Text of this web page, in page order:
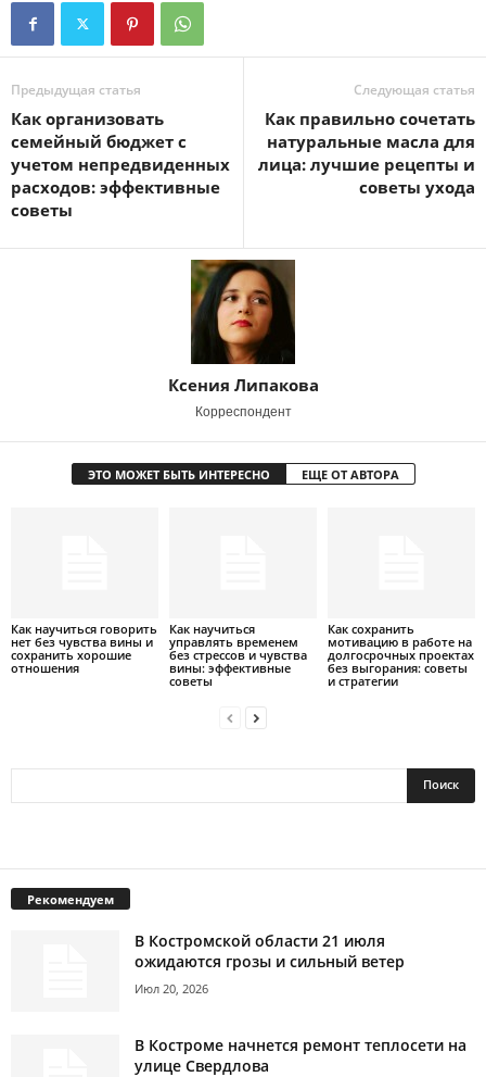
Предыдущая статья
Как организовать
семейный бюджет с
учетом непредвиденных
расходов: эффективные
советы
Следующая статья
Как правильно сочетать
натуральные масла для
лица: лучшие рецепты и
советы ухода
Ксения Липакова
Корреспондент
ЭТО МОЖЕТ БЫТЬ ИНТЕРЕСНО ЕЩЕ ОТ АВТОРА
Как научиться говорить
нет без чувства вины и
сохранить хорошие
отношения
Как научиться
управлять временем
без стрессов и чувства
вины: эффективные
советы
Как сохранить
мотивацию в работе на
долгосрочных проектах
без выгорания: советы
и стратегии
Рекомендуем
В Костромской области 21 июля
ожидаются грозы и сильный ветер
Июл 20, 2026
В Костроме начнется ремонт теплосети на
улице Свердлова